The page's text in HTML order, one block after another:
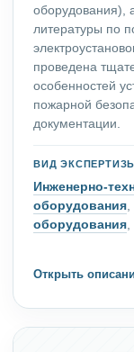
оборудования),
литературы по
проведена
особенностей
пожарной
документации.
ВИД
Инженерно-
оборудования,
оборудования,
Открыть